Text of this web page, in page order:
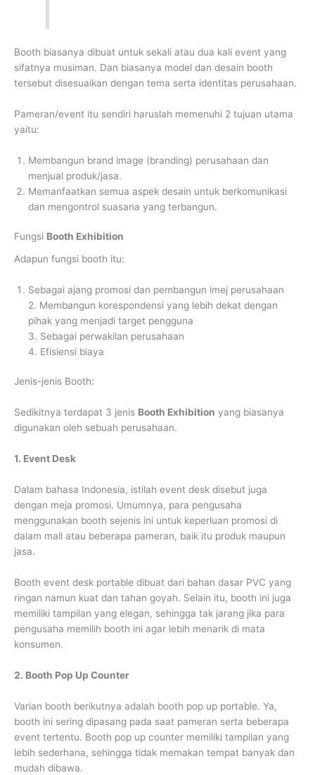
Booth biasanya dibuat untuk sekali atau dua kali event yang
sifatnya musiman. Dan biasanya model dan desain booth
tersebut disesuaikan dengan tema serta identitas perusahaan.
Pameran/event itu sendiri haruslah memenuhi 2 tujuan utama
yaitu:
Membangun brand image (branding) perusahaan dan
menjual produk/jasa.
Memanfaatkan semua aspek desain untuk berkomunikasi
dan mengontrol suasana yang terbangun.
Fungsi Booth Exhibition
Adapun fungsi booth itu:
Sebagai ajang promosi dan pembangun imej perusahaan
2. Membangun korespondensi yang lebih dekat dengan
pihak yang menjadi target pengguna
3. Sebagai perwakilan perusahaan
4. Efisiensi biaya
Jenis-jenis Booth:
Sedikitnya terdapat 3 jenis Booth Exhibition yang biasanya
digunakan oleh sebuah perusahaan.
1. Event Desk
Dalam bahasa Indonesia, istilah event desk disebut juga
dengan meja promosi. Umumnya, para pengusaha
menggunakan booth sejenis ini untuk keperluan promosi di
dalam mall atau beberapa pameran, baik itu produk maupun
jasa.
Booth event desk portable dibuat dari bahan dasar PVC yang
ringan namun kuat dan tahan goyah. Selain itu, booth ini juga
memiliki tampilan yang elegan, sehingga tak jarang jika para
pengusaha memilih booth ini agar lebih menarik di mata
konsumen.
2. Booth Pop Up Counter
Varian booth berikutnya adalah booth pop up portable. Ya,
booth ini sering dipasang pada saat pameran serta beberapa
event tertentu. Booth pop up counter memiliki tampilan yang
lebih sederhana, sehingga tidak memakan tempat banyak dan
mudah dibawa.